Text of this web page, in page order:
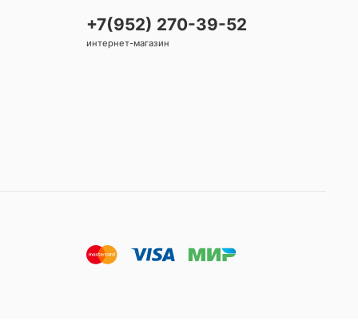
+7(952) 270-39-52
интернет-магазин